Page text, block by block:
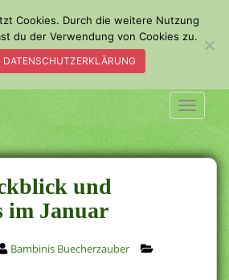
und
im Januar
Bambinis Buecherzauber
Cookies. Durch die weitere Nutzung
du der Verwendung von Cookies zu.
DATENSCHUTZERKLÄRUNG